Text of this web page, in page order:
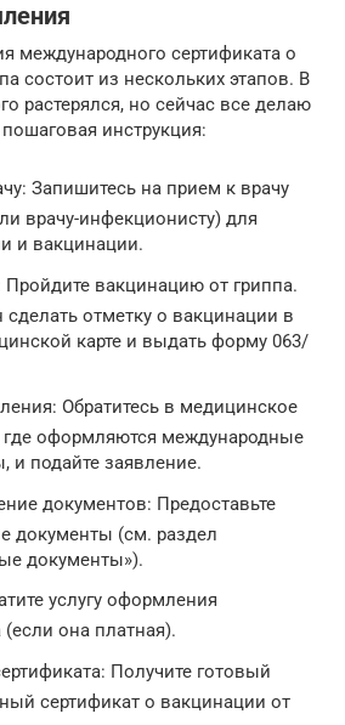
международного сертификата о
состоит из нескольких этапов. В
растерялся, но сейчас все делаю
инструкция:
Запишитесь на прием к врачу
врачу-инфекционисту) для
и вакцинации.
Пройдите вакцинацию от гриппа.
отметку о вакцинации в
карте и выдать форму 063/
Обратитесь в медицинское
где оформляются международные
и подайте заявление.
документов: Предоставьте
документы (см. раздел
документы»).
услугу оформления
(если она платная).
Получите готовый
сертификат о вакцинации от